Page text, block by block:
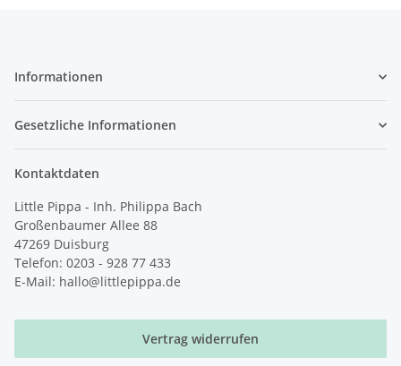
Informationen
Gesetzliche Informationen
Kontaktdaten
Little Pippa - Inh. Philippa Bach
Großenbaumer Allee 88
47269 Duisburg
Telefon: 0203 - 928 77 433
E-Mail: hallo@littlepippa.de
Vertrag widerrufen